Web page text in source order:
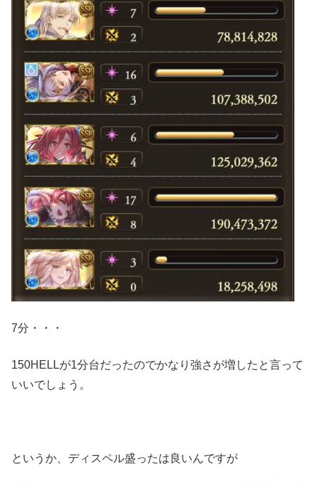
7分・・・
150HELLが1分台だったのでかなり強さが増したと言って
いいでしょう。
というか、ディスペル盛ったは良いんですが